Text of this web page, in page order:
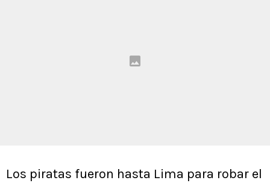
Los piratas fueron hasta Lima para robar el